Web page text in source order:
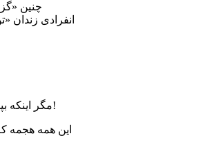
انفرادی
مگر اینکه بپذیریم پس این پرده، موضوع مهم تری هست که آقایان بدلیل آلوده بودن دست هاشان درصدد مسکوت گذاشتن و محروم کردن من هستند!
این همه هجمه